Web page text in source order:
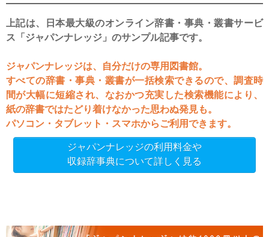
上記は、日本最大級のオンライン辞書・事典・叢書サービ
ス「ジャパンナレッジ」のサンプル記事です。
ジャパンナレッジは、自分だけの専用図書館。
すべての辞書・事典・叢書が一括検索できるので、調査時
間が大幅に短縮され、なおかつ充実した検索機能により、
紙の辞書ではたどり着けなかった思わぬ発見も。
パソコン・タブレット・スマホからご利用できます。
ジャパンナレッジの利用料金や
収録辞事典について詳しく見る